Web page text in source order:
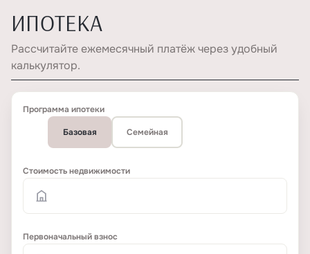
ИПОТЕКА
Рассчитайте ежемесячный платёж через удобный
калькулятор.
Программа ипотеки
Базовая Семейная
Стоимость недвижимости
Первоначальный взнос